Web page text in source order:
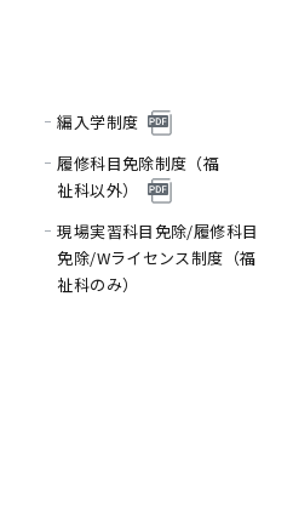
編入学制度
履修科目免除制度（福
祉科以外）
現場実習科目免除/履修科目
免除/Wライセンス制度（福
祉科のみ）